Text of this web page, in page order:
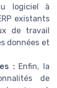
logiciel à
existants
de travail
données et
:Enfin, la
de